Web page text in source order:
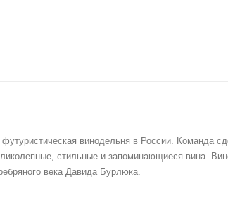
винодельня в России. Команда
стильные и запоминающиеся вина.
века Давида Бурлюка.